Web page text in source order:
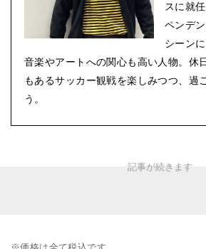
スに就
ペンデ
シーン
音楽やアートへの関心も高い人物。休
もあるサッカー観戦を楽しみつつ、過
う。